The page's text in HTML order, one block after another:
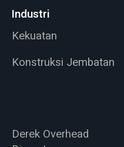
Industri
Kekuatan
Konstruksi Jembatan
Derek Overhead